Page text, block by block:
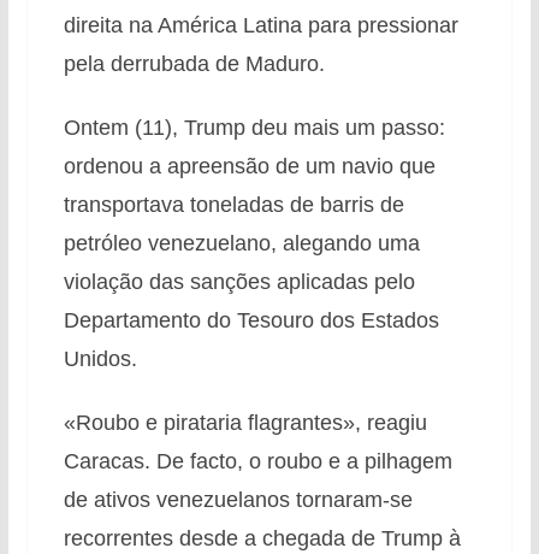
direita na América Latina para pressionar
pela derrubada de Maduro.
Ontem (11), Trump deu mais um passo:
ordenou a apreensão de um navio que
transportava toneladas de barris de
petróleo venezuelano, alegando uma
violação das sanções aplicadas pelo
Departamento do Tesouro dos Estados
Unidos.
«Roubo e pirataria flagrantes», reagiu
Caracas. De facto, o roubo e a pilhagem
de ativos venezuelanos tornaram-se
recorrentes desde a chegada de Trump à